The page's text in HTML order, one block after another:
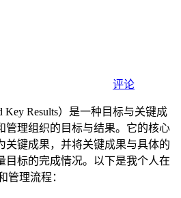
评论
Key Results）是一种目标与关键成
管理组织的目标与结果。它的核心
关键成果，并将关键成果与具体的
目标的完成情况。以下是我个人在
管理流程：